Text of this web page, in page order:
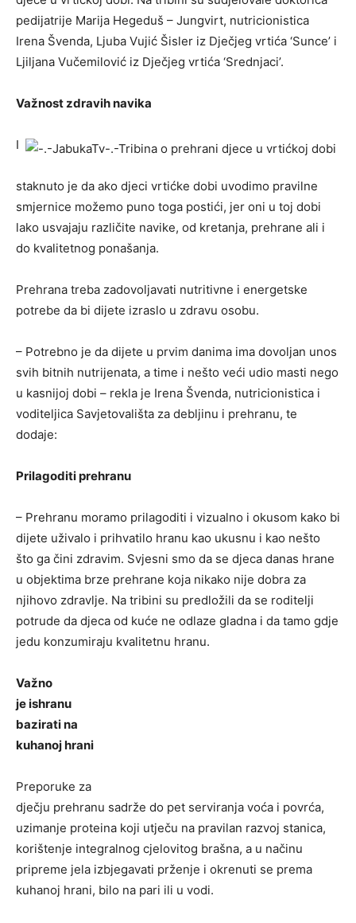
pedijatrije Marija Hegeduš – Jungvirt, nutricionistica
Irena Švenda, Ljuba Vujić Šisler iz Dječjeg vrtića ‘Sunce’ i
Ljiljana Vučemilović iz Dječjeg vrtića ‘Srednjaci’.
Važnost zdravih navika
I
staknuto je da ako djeci vrtićke dobi uvodimo pravilne
smjernice možemo puno toga postići, jer oni u toj dobi
lako usvajaju različite navike, od kretanja, prehrane ali i
do kvalitetnog ponašanja.
Prehrana treba zadovoljavati nutritivne i energetske
potrebe da bi dijete izraslo u zdravu osobu.
– Potrebno je da dijete u prvim danima ima dovoljan unos
svih bitnih nutrijenata, a time i nešto veći udio masti nego
u kasnijoj dobi – rekla je Irena Švenda, nutricionistica i
voditeljica Savjetovališta za debljinu i prehranu, te
dodaje:
Prilagoditi prehranu
– Prehranu moramo prilagoditi i vizualno i okusom kako bi
dijete uživalo i prihvatilo hranu kao ukusnu i kao nešto
što ga čini zdravim. Svjesni smo da se djeca danas hrane
u objektima brze prehrane koja nikako nije dobra za
njihovo zdravlje. Na tribini su predložili da se roditelji
potrude da djeca od kuće ne odlaze gladna i da tamo gdje
jedu konzumiraju kvalitetnu hranu.
Važno
je ishranu
bazirati na
kuhanoj hrani
Preporuke za
dječju prehranu sadrže do pet serviranja voća i povrća,
uzimanje proteina koji utječu na pravilan razvoj stanica,
korištenje integralnog cjelovitog brašna, a u načinu
pripreme jela izbjegavati prženje i okrenuti se prema
kuhanoj hrani, bilo na pari ili u vodi.